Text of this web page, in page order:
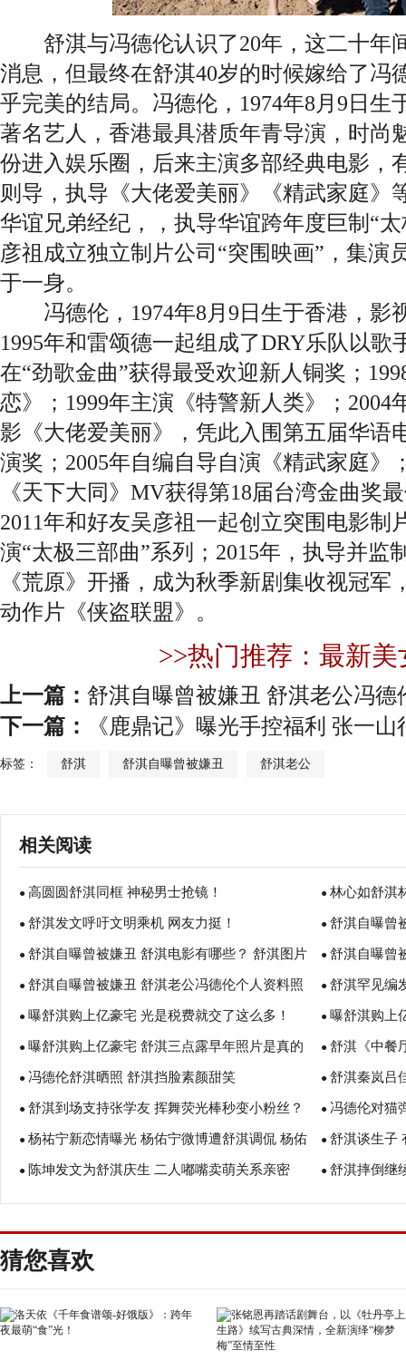
舒淇与冯德伦认识了20年，这二十年
消息，但最终在舒淇40岁的时候嫁给了冯
乎完美的结局。冯德伦，1974年8月9日生
著名艺人，香港最具潜质年青导演，时尚
份进入娱乐圈，后来主演多部经典电影，
则导，执导《大佬爱美丽》《精武家庭》
华谊兄弟经纪，，执导华谊跨年度巨制“
彦祖成立独立制片公司“突围映画”，集演
于一身。
冯德伦，1974年8月9日生于香港，影
1995年和雷颂德一起组成了DRY乐队以歌
在“劲歌金曲”获得最受欢迎新人铜奖；
恋》；1999年主演《特警新人类》；2004
影《大佬爱美丽》，凭此入围第五届华语
演奖；2005年自编自导自演《精武家庭》
《天下大同》MV获得第18届台湾金曲奖
2011年和好友吴彦祖一起创立突围电影制
演“太极三部曲”系列；2015年，执导并监
《荒原》开播，成为秋季新剧集收视冠军
动作片《侠盗联盟》。
>>热门推荐：最新美
上一篇： 舒淇自曝曾被嫌丑 舒淇老公冯
下一篇：
《鹿鼎记》曝光手控福利 张一
标签： 舒淇 舒淇自曝曾被嫌丑 舒淇老公
相关阅读
● 高圆圆舒淇同框 神秘男士抢镜！ ● 林心如舒淇
● 舒淇发文呼吁文明乘机 网友力挺！ ● 舒淇自曝曾
逆袭了！
● 舒淇自曝曾被嫌丑 舒淇电影有哪些？ 舒淇图片
性感美艳！
● 舒淇自曝曾
● 舒淇自曝曾被嫌丑 舒淇老公冯德伦个人资料照
片曝光！
● 舒淇罕见编
● 曝舒淇购上亿豪宅 光是税费就交了这么多！ ● 曝舒淇购上
● 曝舒淇购上亿豪宅 舒淇三点露早年照片是真的
吗？
● 舒淇《中餐
● 冯德伦舒淇晒照 舒淇挡脸素颜甜笑 ● 舒淇秦岚吕
贵感
● 舒淇到场支持张学友 挥舞荧光棒秒变小粉丝？ ● 冯德伦对猫
粮
● 杨祐宁新恋情曝光 杨佑宁微博遭舒淇调侃 杨佑
宁身高是多少？
● 舒淇谈生子
● 陈坤发文为舒淇庆生 二人嘟嘴卖萌关系亲密 ● 舒淇摔倒继
猜您喜欢